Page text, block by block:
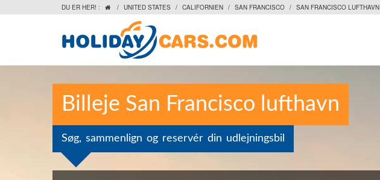
DU ER HER! :  / UNITED STATES / CALIFORNIEN / SAN FRANCISCO / SAN FRANCISCO LUFTHAVN
Billeje San Francisco lufthavn
Søg, sammenlign og reservér din udlejningsbil